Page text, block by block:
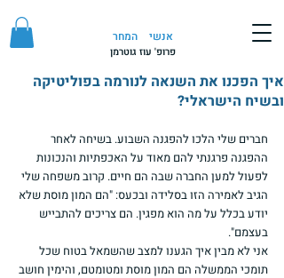
אנשי המחר
פרופ' עוז גוטרמן
איך הפכנו את השנאה לנורמה בפוליטיקה
ובשיח הישראלי?
חברים שלי הלכו להפגנה השבוע. בשיחה לאחר
ההפגנה פרגנתי להם מאוד על האכפתיות והנכונות
לפעול למען החברה שבה הם חיים. קרוב משפחה שלי
הגיב לאמירה הזו בסלידה ובכעס: "הם המון מוסת שלא
יודע בכלל על מה הוא מפגין. הם צריכים להתבייש
בעצמם".
אני לא מבין איך הגענו למצב שהשמאל בטוח שכל
תומכי הממשלה הם המון מוסת ומטומטם, והימין חושב